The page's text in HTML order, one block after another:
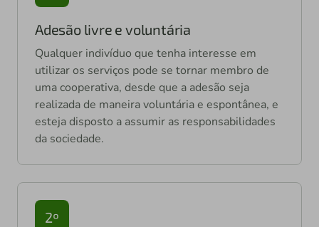
Adesão livre e voluntária
Qualquer indivíduo que tenha interesse em
utilizar os serviços pode se tornar membro de
uma cooperativa, desde que a adesão seja
realizada de maneira voluntária e espontânea, e
esteja disposto a assumir as responsabilidades
da sociedade.
2º